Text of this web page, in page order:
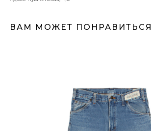
ВАМ МОЖЕТ ПОНРАВИТЬСЯ